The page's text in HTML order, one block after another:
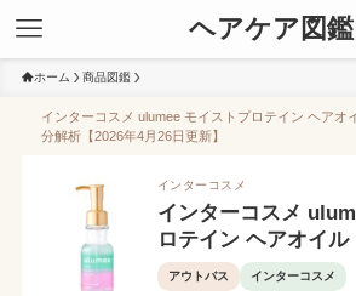
ヘアケア図鑑
ホーム 商品図鑑
インターコスメ ulumee モイストプロテイン ヘアオ
分解析【2026年4月26日更新】
インターコスメ
インターコスメ
ロテイン ヘアオイル
アウトバス インターコスメ